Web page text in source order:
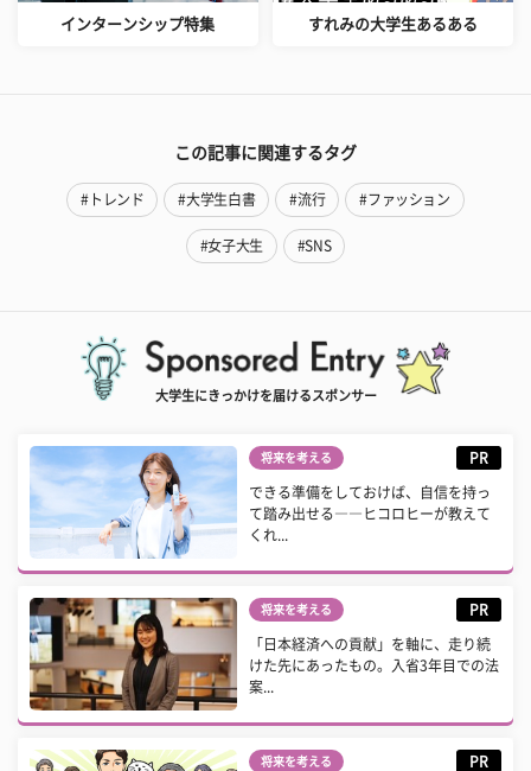
インターンシップ特集 すれみの大学生あるある
この記事に関連するタグ
#トレンド #大学生白書 #流行 #ファッション
#女子大生 #SNS
大学生にきっかけを届けるスポンサー
将来を考える PR
できる準備をしておけば、自信を持っ
て踏み出せる――ヒコロヒーが教えて
くれ...
将来を考える PR
「日本経済への貢献」を軸に、走り続
けた先にあったもの。入省3年目での法
案...
将来を考える PR